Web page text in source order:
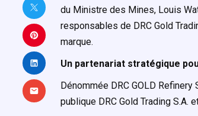
du Ministre des Mines, Louis
responsables de DRC Gold
marque.
Un partenariat stratégique
Dénommée DRC GOLD
publique DRC Gold Trading S.A.